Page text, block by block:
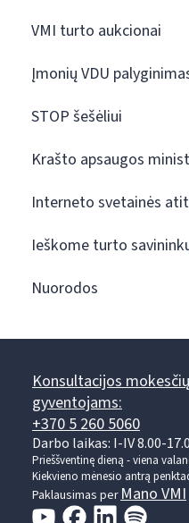
VMI turto aukcionai
Įmonių VDU
STOP šešėliui
Krašto apsaugos
Interneto svetainės
Ieškome turto
Nuorodos
Konsultacijos
gyventojams:
+370 5 260 5060
Darbo laikas: I-IV 8.00-
Prieššventinę dieną - viena
Kiekvieno mėnesio antrą
Paklausimas per Mano VMI